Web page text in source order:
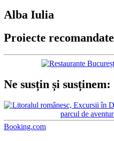
Alba Iulia
Proiecte recomandate
Ne susțin și susținem:
Booking.com